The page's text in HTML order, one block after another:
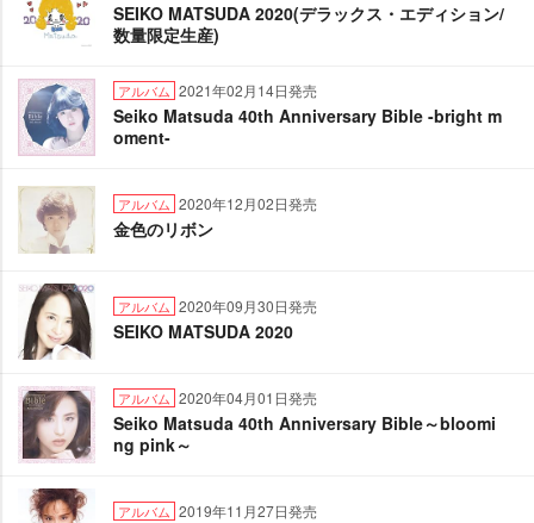
SEIKO MATSUDA 2020(デラックス・エディション/
数量限定生産)
アルバム 2021年02月14日発売
Seiko Matsuda 40th Anniversary Bible -bright m
oment-
アルバム 2020年12月02日発売
金色のリボン
アルバム 2020年09月30日発売
SEIKO MATSUDA 2020
アルバム 2020年04月01日発売
Seiko Matsuda 40th Anniversary Bible～bloomi
ng pink～
アルバム 2019年11月27日発売